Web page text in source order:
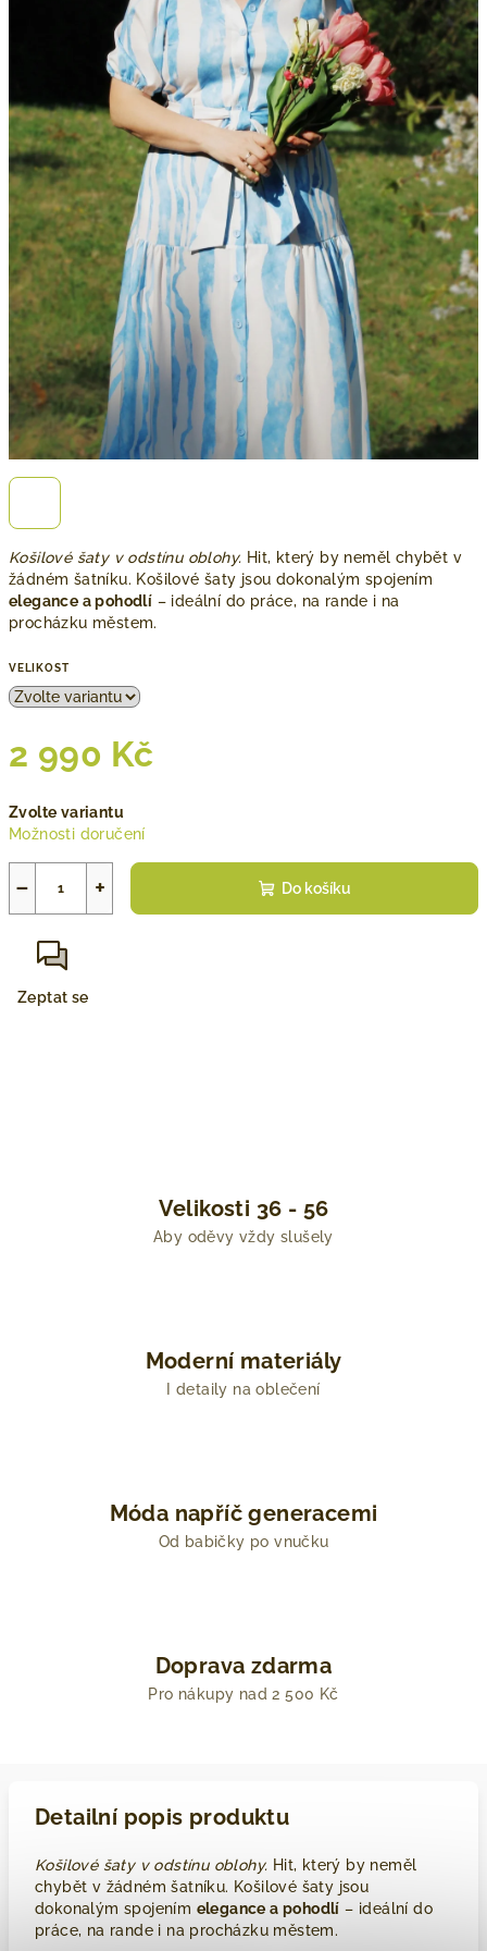
Košilové šaty v odstínu oblohy. Hit, který by neměl chybět v
žádném šatníku. Košilové šaty jsou dokonalým spojením
elegance a pohodlí – ideální do práce, na rande i na
procházku městem.
VELIKOST
2 990 Kč
cena:
Zvolte variantu
Možnosti doručení
+
− Do košíku
Zeptat se
Velikosti 36 - 56
Aby oděvy vždy slušely
Moderní materiály
I detaily na oblečení
Móda napříč generacemi
Od babičky po vnučku
Doprava zdarma
Pro nákupy nad 2 500 Kč
Detailní popis produktu
Košilové šaty v odstínu oblohy. Hit, který by neměl
chybět v žádném šatníku. Košilové šaty jsou
dokonalým spojením elegance a pohodlí – ideální do
práce, na rande i na procházku městem.